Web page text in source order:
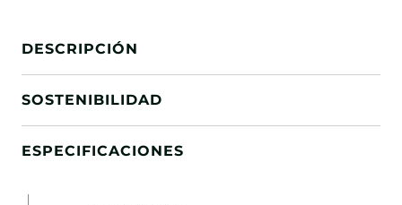
DESCRIPCIÓN
SOSTENIBILIDAD
ESPECIFICACIONES